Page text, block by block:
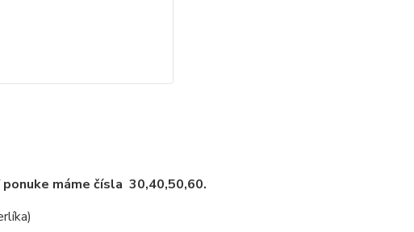
ponuke máme čísla 30,40,50,60.